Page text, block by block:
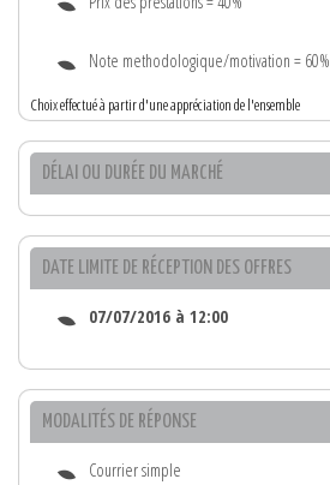
Note methodologique/motivation = 60%
Choix effectué à partir d'une appréciation de l'ensemble
DÉLAI OU DURÉE DU MARCHÉ
DATE LIMITE DE RÉCEPTION DES OFFRES
07/07/2016 à 12:00
MODALITÉS DE RÉPONSE
Courrier simple